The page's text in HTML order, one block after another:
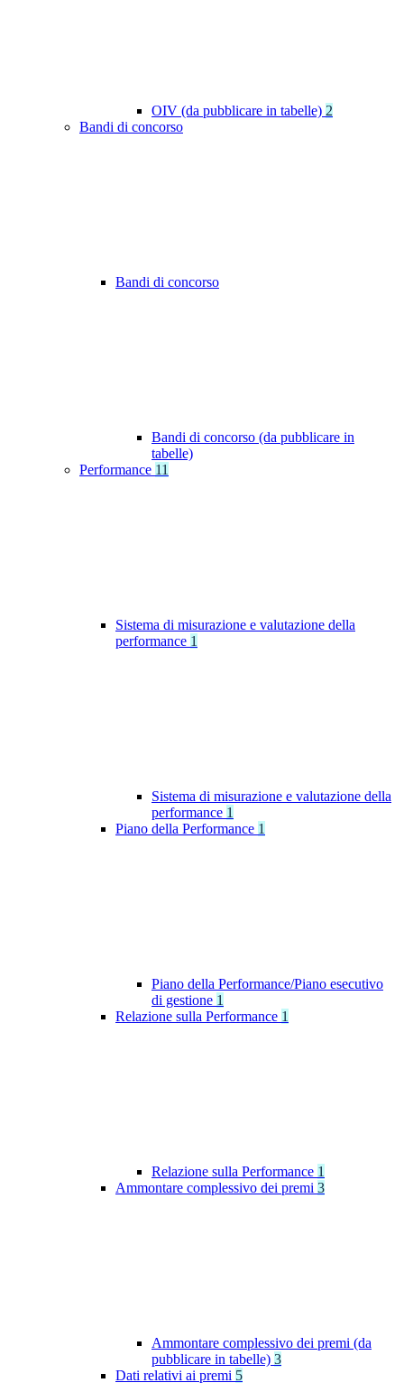
OIV (da pubblicare in tabelle) 2
Bandi di concorso
Bandi di concorso
Bandi di concorso (da pubblicare in
tabelle)
Performance 11
Sistema di misurazione e valutazione della
performance 1
Sistema di misurazione e valutazione della
performance 1
Piano della Performance 1
Piano della Performance/Piano esecutivo
di gestione 1
Relazione sulla Performance 1
Relazione sulla Performance 1
Ammontare complessivo dei premi 3
Ammontare complessivo dei premi (da
pubblicare in tabelle) 3
Dati relativi ai premi 5